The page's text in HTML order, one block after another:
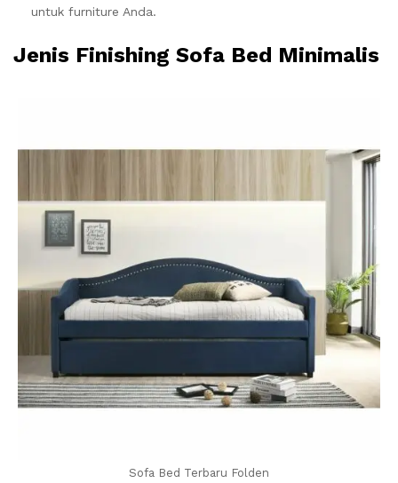
untuk furniture Anda.
Jenis Finishing Sofa Bed Minimalis
Sofa Bed Terbaru Folden